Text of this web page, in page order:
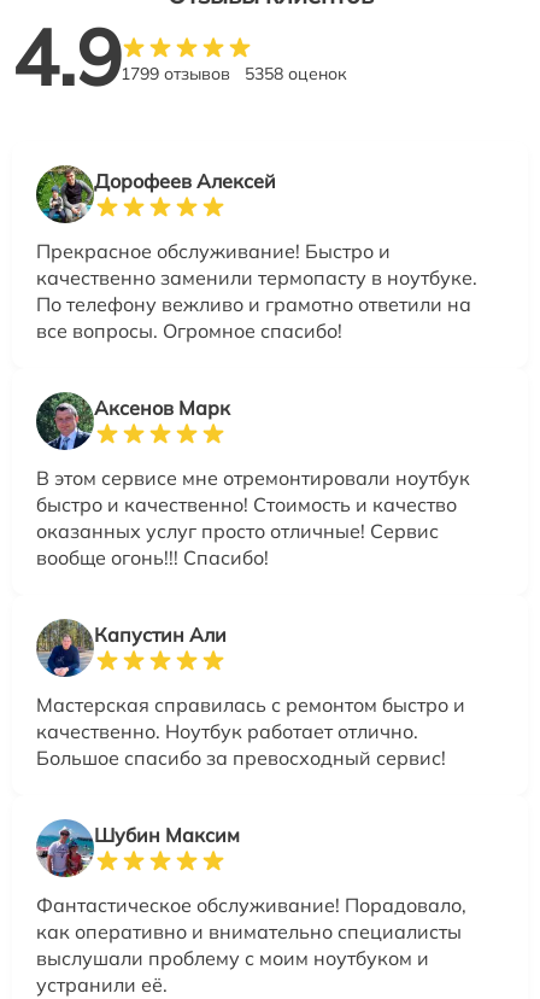
4.91799 отзывов 5358 оценок
Дорофеев Алексей
Прекрасное обслуживание! Быстро и
качественно заменили термопасту в ноутбуке.
По телефону вежливо и грамотно ответили на
все вопросы. Огромное спасибо!
Аксенов Марк
В этом сервисе мне отремонтировали ноутбук
быстро и качественно! Стоимость и качество
оказанных услуг просто отличные! Сервис
вообще огонь!!! Спасибо!
Капустин Али
Мастерская справилась с ремонтом быстро и
качественно. Ноутбук работает отлично.
Большое спасибо за превосходный сервис!
Шубин Максим
Фантастическое обслуживание! Порадовало,
как оперативно и внимательно специалисты
выслушали проблему с моим ноутбуком и
устранили её.